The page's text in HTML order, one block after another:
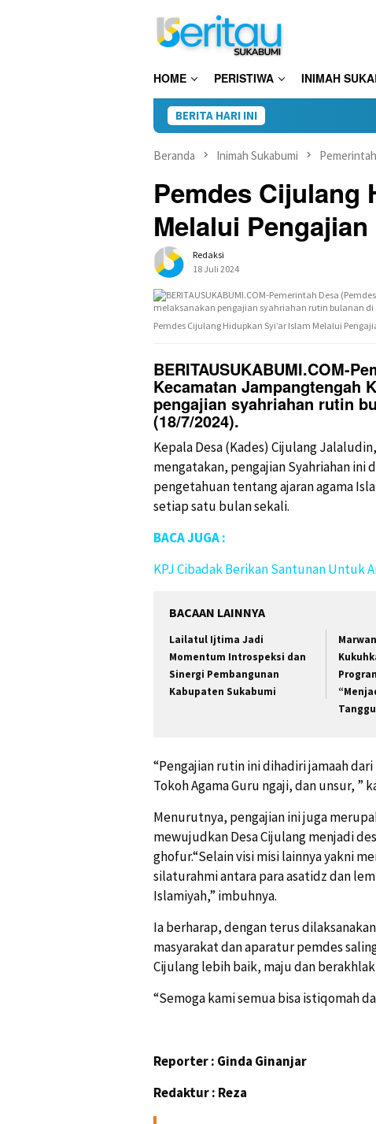
HOME PERISTIWA INIMAH
BERITA HARI INI 28
Beranda Inimah Sukabumi
Pemdes Cijulang
Melalui
Redaksi
18 Juli 2024
Pemdes Cijulang Hidupkan Syi’ar Islam Melalui
BERITAUSUKABUMI.COM-
Kecamatan Jampangtengah
pengajian syahriahan rutin
(18/7/2024).
Kepala Desa (Kades) Cijulang
mengatakan, pengajian Syahriahan ini
pengetahuan tentang ajaran agama
setiap satu bulan sekali.
BACA JUGA :
KPJ Cibadak Berikan Santunan Untuk
BACAAN LAINNYA
Lailatul Ijtima Jadi
Momentum Introspeksi dan
Sinergi Pembangunan
Kabupaten Sukabumi
“Pengajian rutin ini dihadiri jamaah
Tokoh Agama Guru ngaji, dan unsur, ”
Menurutnya, pengajian ini juga
mewujudkan Desa Cijulang menjadi
ghofur.“Selain visi misi lainnya yakni
silaturahmi antara para asatidz dan
Islamiyah,” imbuhnya.
Ia berharap, dengan terus
masyarakat dan aparatur pemdes
Cijulang lebih baik, maju dan
“Semoga kami semua bisa istiqomah
Reporter : Ginda Ginanjar
Redaktur : Reza